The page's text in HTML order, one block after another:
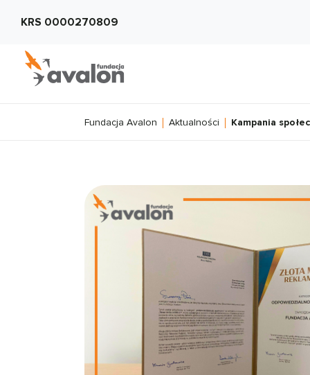
KRS 0000270809
Fundacja Avalon Aktualności Kampania